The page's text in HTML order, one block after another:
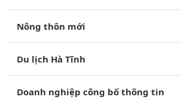
Nông thôn mới
Du lịch Hà Tĩnh
Doanh nghiệp công bố thông tin